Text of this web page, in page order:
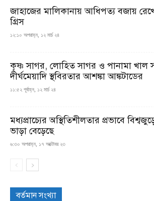
জাহাজের মালিকানায় আধিপত্য বজায়
গ্রিস
১২:১০ অপরাহ্ন, ১২ মার্চ ২৪
কৃষ্ণ সাগর, লোহিত সাগর ও পানামা খাল
দীর্ঘমেয়াদি স্থবিরতার আশঙ্কা আঙ্কটাডের
১১:৫২ পূর্বাহ্ন, ১২ মার্চ ২৪
মধ্যপ্রাচ্যের অস্থিতিশীলতার প্রভাবে
ভাড়া বেড়েছে
৬:৩০ অপরাহ্ন, ১৭ অক্টোবর ২৩
বর্তমান সংখ্যা